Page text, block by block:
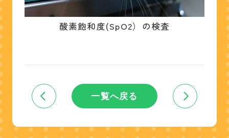
酸素飽和度(SpO2）の検査
一覧へ戻る